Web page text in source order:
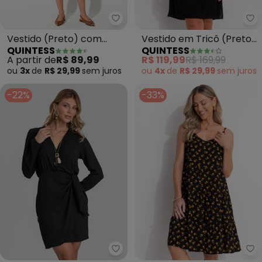
Quintess - Vestido (Preto)
Vestido (Preto) com
Decote Transpassado
QUINTESS
A partir deR$ 89,99
ou 3x de R$ 29,99 sem juros
Vestido em Tricô (Preto)
Decote Reto
QUINTESS
R$ 119,99R$ 169,99
ou 4x de R$ 29,99 sem juros
-22%
Dianna - Vestido Feminino
-33%